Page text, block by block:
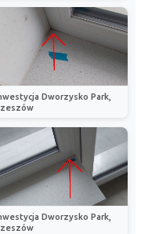
Dworzysko Park,
Dworzysko Park,